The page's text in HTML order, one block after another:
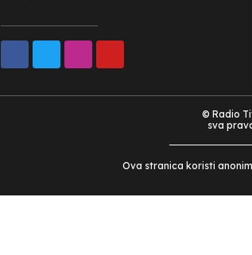
© Radio
sva
Ova stranica koristi